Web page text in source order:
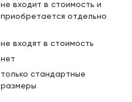
не входит в стоимость и
приобретается отдельно
не входят в стоимость
нет
только стандартные
размеры